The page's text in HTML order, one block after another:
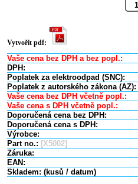
Vytvořit pdf:
Vaše cena bez DPH a bez popl.:
DPH:
Poplatek za elektroodpad (SNC):
Poplatek z autorského zákona (AZ):
Vaše cena bez DPH včetně popl.:
Vaše cena s DPH včetně popl.:
Doporučená cena bez DPH:
Doporučená cena s DPH:
Výrobce:
Part no.: [X5002]
Záruka:
EAN:
Skladem: (kusů / datum)